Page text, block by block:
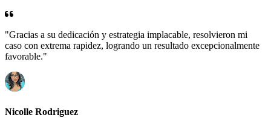
"Gracias a su dedicación y estrategia implacable, resolvieron mi
caso con extrema rapidez, logrando un resultado excepcionalmente
favorable."
Nicolle Rodriguez